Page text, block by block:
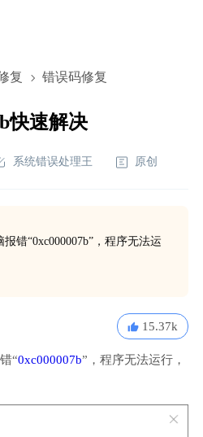
复 错误码修复
快速解决
系统错误处理王 原创
错“0xc000007b”，程序无法运
15.37k
“0xc000007b”，程序无法运行，